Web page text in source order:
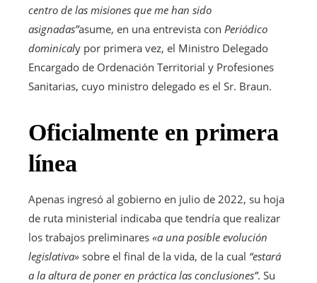
centro de las misiones que me han sido
asignadas”asume, en una entrevista con Periódico
dominicaly por primera vez, el Ministro Delegado
Encargado de Ordenación Territorial y Profesiones
Sanitarias, cuyo ministro delegado es el Sr. Braun.
Oficialmente en primera
línea
Apenas ingresó al gobierno en julio de 2022, su hoja
de ruta ministerial indicaba que tendría que realizar
los trabajos preliminares «a una posible evolución
legislativa» sobre el final de la vida, de la cual “estará
a la altura de poner en práctica las conclusiones”. Su